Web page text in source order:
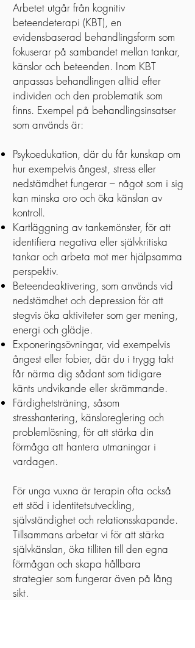
Arbetet utgår från kognitiv
beteendeterapi (KBT), en
evidensbaserad behandlingsform som
fokuserar på sambandet mellan tankar,
känslor och beteenden. Inom KBT
anpassas behandlingen alltid efter
individen och den problematik som
finns. Exempel på behandlingsinsatser
som används är:
Psykoedukation, där du får kunskap om
hur exempelvis ångest, stress eller
nedstämdhet fungerar – något som i sig
kan minska oro och öka känslan av
kontroll.
Kartläggning av tankemönster, för att
identifiera negativa eller självkritiska
tankar och arbeta mot mer hjälpsamma
perspektiv.
Beteendeaktivering, som används vid
nedstämdhet och depression för att
stegvis öka aktiviteter som ger mening,
energi och glädje.
Exponeringsövningar, vid exempelvis
ångest eller fobier, där du i trygg takt
får närma dig sådant som tidigare
känts undvikande eller skrämmande.
Färdighetsträning, såsom
stresshantering, känsloreglering och
problemlösning, för att stärka din
förmåga att hantera utmaningar i
vardagen.
För unga vuxna är terapin ofta också
ett stöd i identitetsutveckling,
självständighet och relationsskapande.
Tillsammans arbetar vi för att stärka
självkänslan, öka tilliten till den egna
förmågan och skapa hållbara
strategier som fungerar även på lång
sikt.